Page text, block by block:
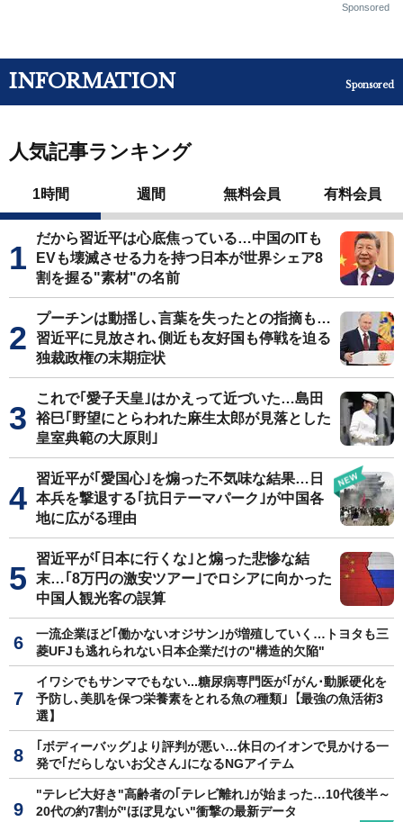
Sponsored
INFORMATION Sponsored
人気記事ランキング
1時間 週間 無料会員 有料会員
だから習近平は心底焦っている…中国のITも
EVも壊滅させる力を持つ日本が世界シェア8
割を握る"素材"の名前
プーチンは動揺し､言葉を失ったとの指摘も…
習近平に見放され､側近も友好国も停戦を迫る
独裁政権の末期症状
これで｢愛子天皇｣はかえって近づいた…島田
裕巳｢野望にとらわれた麻生太郎が見落とした
皇室典範の大原則｣
習近平が｢愛国心｣を煽った不気味な結果…日
本兵を撃退する｢抗日テーマパーク｣が中国各
地に広がる理由
習近平が｢日本に行くな｣と煽った悲惨な結
末…｢8万円の激安ツアー｣でロシアに向かった
中国人観光客の誤算
一流企業ほど｢働かないオジサン｣が増殖していく…トヨタも三
菱UFJも逃れられない日本企業だけの"構造的欠陥"
イワシでもサンマでもない...糖尿病専門医が｢がん･動脈硬化を
予防し､美肌を保つ栄養素をとれる魚の種類｣【最強の魚活術3
選】
｢ボディーバッグ｣より評判が悪い…休日のイオンで見かける一
発で｢だらしないお父さん｣になるNGアイテム
"テレビ大好き"高齢者の｢テレビ離れ｣が始まった…10代後半～
20代の約7割が"ほぼ見ない"衝撃の最新データ